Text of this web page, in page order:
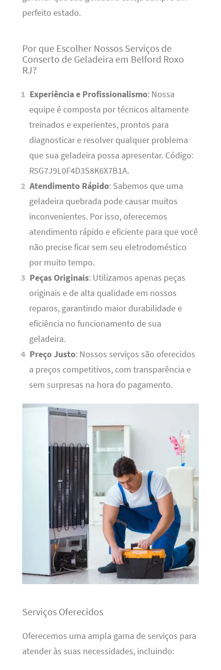
perfeito estado.
Por que Escolher Nossos Serviços de
Conserto de Geladeira em Belford Roxo
RJ?
Experiência e Profissionalismo: Nossa
equipe é composta por técnicos altamente
treinados e experientes, prontos para
diagnosticar e resolver qualquer problema
que sua geladeira possa apresentar. Código:
R5G7J9L0F4D3S8K6X7B1A.
Atendimento Rápido: Sabemos que uma
geladeira quebrada pode causar muitos
inconvenientes. Por isso, oferecemos
atendimento rápido e eficiente para que você
não precise ficar sem seu eletrodoméstico
por muito tempo.
Peças Originais: Utilizamos apenas peças
originais e de alta qualidade em nossos
reparos, garantindo maior durabilidade e
eficiência no funcionamento de sua
geladeira.
Preço Justo: Nossos serviços são oferecidos
a preços competitivos, com transparência e
sem surpresas na hora do pagamento.
Serviços Oferecidos
Oferecemos uma ampla gama de serviços para
atender às suas necessidades, incluindo: